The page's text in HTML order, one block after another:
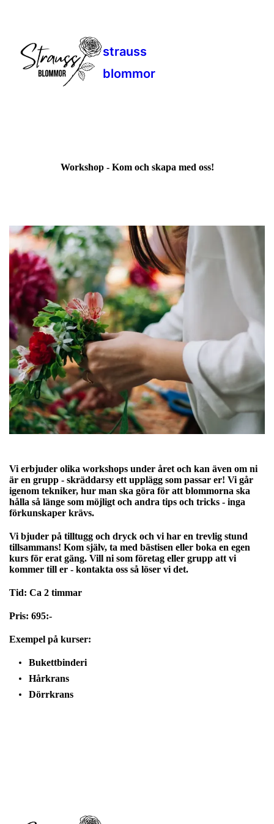
strauss
blommor
Workshop - Kom och skapa med oss!
Vi erbjuder olika workshops under året och kan även om ni
är en grupp - skräddarsy ett upplägg som passar er! Vi går
igenom tekniker, hur man ska göra för att blommorna ska
hålla så länge som möjligt och andra tips och tricks - inga
förkunskaper krävs.
Vi bjuder på tilltugg och dryck och vi har en trevlig stund
tillsammans! Kom själv, ta med bästisen eller boka en egen
kurs för erat gäng. Vill ni som företag eller grupp att vi
kommer till er - kontakta oss så löser vi det.
Tid: Ca 2 timmar
Pris: 695:-
Exempel på kurser:
Bukettbinderi
Hårkrans
Dörrkrans